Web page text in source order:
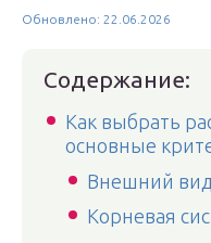
Обновлено: 22.06.2026
Содержание:
Как выбрать
основные
Внешний
Корневая